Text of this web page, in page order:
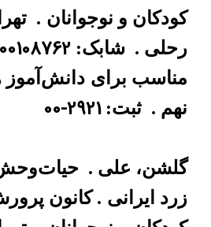
کودکان و نوجوانان . تهران
رحلی . شابک:
مناسب برای دانش‌آموز
نهم . ثبت:00-2921
گلشن، علی . حیات‌وحش
زرد ایرانی
. کانون پرورش